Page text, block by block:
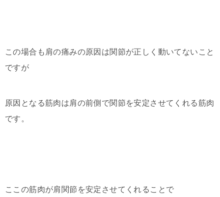
この場合も肩の痛みの原因は関節が正しく動いてないこと
ですが
原因となる筋肉は肩の前側で関節を安定させてくれる筋肉
です。
ここの筋肉が肩関節を安定させてくれることで